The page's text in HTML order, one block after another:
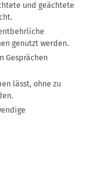
und geächtete
genutzt werden.
Gesprächen
lässt, ohne zu